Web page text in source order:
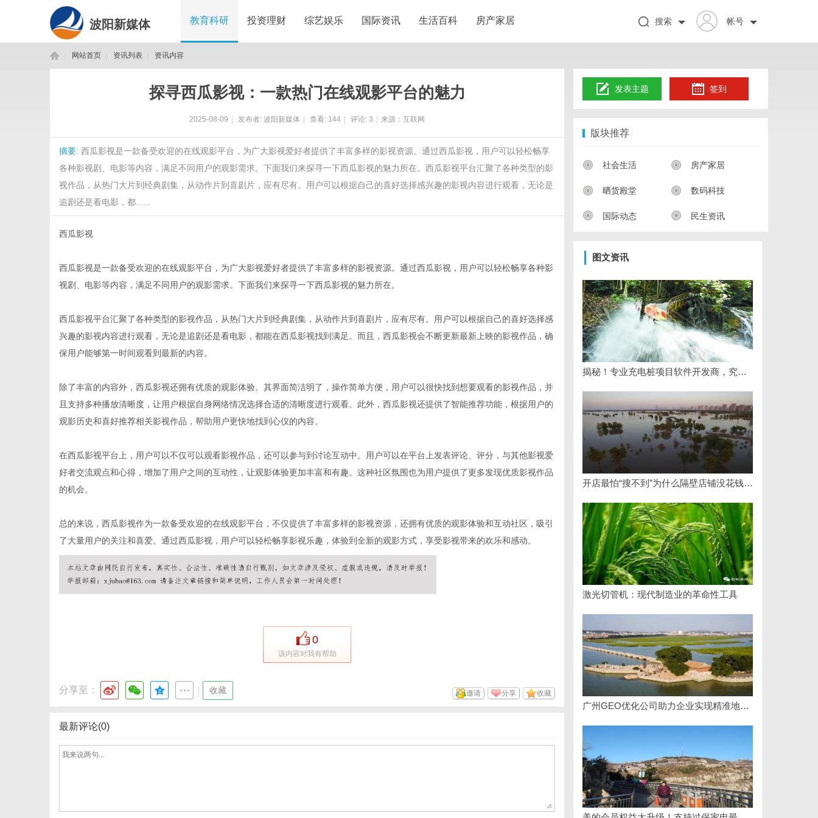
波阳新媒体 教育科研 投资理财 综艺娱乐 国际资讯 生活百科 房产家居 帐号
搜索
网站首页 资讯列表 资讯内容
探寻西瓜影视：一款热门在线观影平台的魅力
2025-08-09 发布者: 波阳新媒体 查看: 144 评论: 3 来源：互联网
摘要: 西瓜影视是一款备受欢迎的在线观影平台，为广大影视爱好者提供了丰富多样的影视资源。通过西瓜影视，用户可以轻松畅享
各种影视剧、电影等内容，满足不同用户的观影需求。下面我们来探寻一下西瓜影视的魅力所在。西瓜影视平台汇聚了各种类型的影
视作品，从热门大片到经典剧集，从动作片到喜剧片，应有尽有。用户可以根据自己的喜好选择感兴趣的影视内容进行观看，无论是
追剧还是看电影，都......
西瓜影视
西瓜影视是一款备受欢迎的在线观影平台，为广大影视爱好者提供了丰富多样的影视资源。通过西瓜影视，用户可以轻松畅享各种影
视剧、电影等内容，满足不同用户的观影需求。下面我们来探寻一下西瓜影视的魅力所在。
西瓜影视平台汇聚了各种类型的影视作品，从热门大片到经典剧集，从动作片到喜剧片，应有尽有。用户可以根据自己的喜好选择感
兴趣的影视内容进行观看，无论是追剧还是看电影，都能在西瓜影视找到满足。而且，西瓜影视会不断更新最新上映的影视作品，确
保用户能够第一时间观看到最新的内容。
除了丰富的内容外，西瓜影视还拥有优质的观影体验。其界面简洁明了，操作简单方便，用户可以很快找到想要观看的影视作品，并
且支持多种播放清晰度，让用户根据自身网络情况选择合适的清晰度进行观看。此外，西瓜影视还提供了智能推荐功能，根据用户的
观影历史和喜好推荐相关影视作品，帮助用户更快地找到心仪的内容。
在西瓜影视平台上，用户可以不仅可以观看影视作品，还可以参与到讨论互动中。用户可以在平台上发表评论、评分，与其他影视爱
好者交流观点和心得，增加了用户之间的互动性，让观影体验更加丰富和有趣。这种社区氛围也为用户提供了更多发现优质影视作品
的机会。
总的来说，西瓜影视作为一款备受欢迎的在线观影平台，不仅提供了丰富多样的影视资源，还拥有优质的观影体验和互动社区，吸引
了大量用户的关注和喜爱。通过西瓜影视，用户可以轻松畅享影视乐趣，体验到全新的观影方式，享受影视带来的欢乐和感动。
0
该内容对我有帮助
分享至： 收藏 收藏
分享
邀请
最新评论(0)
发表主题 签到
版块推荐
社会生活 房产家居
晒货殿堂 数码科技
国际动态 民生资讯
图文资讯
揭秘！专业充电桩项目软件开发商，究竟藏着哪些行业秘诀？
开店最怕“搜不到”为什么隔壁店铺没花钱，ai却天天给他免费派单？
激光切管机：现代制造业的革命性工具
广州GEO优化公司助力企业实现精准地理信息服务升级